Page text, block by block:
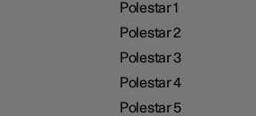
Polestar 1
Polestar 2
Polestar 3
Polestar 4
Polestar 5